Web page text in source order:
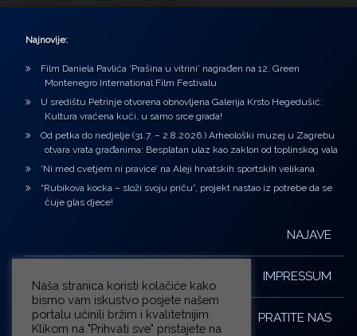
Najnovije:
Film Daniela Pavlića ‘Prašina u vitrini’ nagrađen na 12. Green
Montenegro International Film Festivalu
U središtu Petrinje otvorena obnovljena Galerija Krsto Hegedušić:
Kultura vraćena kući, u samo srce grada!
Od petka do nedjelje (31.7. – 2.8.2026.) Arheološki muzej u Zagrebu
otvara vrata građanima: Besplatan ulaz kao zaklon od toplinskog vala
‘Ni med cvetjem ni pravice’ na Aleji hrvatskih sportskih velikana
“Rubikova kocka – složi svoju priču”, projekt nastao iz potrebe da se
čuje glas djece!
NAJAVE
IMPRESSUM
PRATITE NAS
Naša stranica koristi kolačiće kako
bismo vam iskustvo posjete našem
portalu učinili bržim i kvalitetnijim.
Klikom na "Prihvati sve" pristajete na